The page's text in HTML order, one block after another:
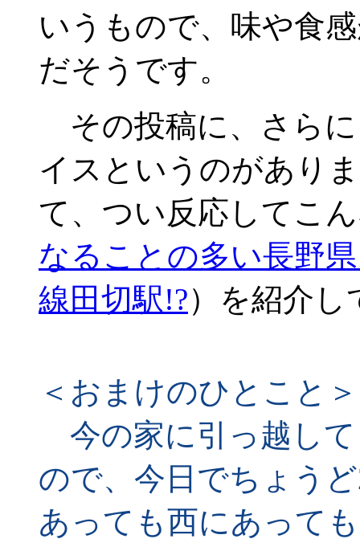
いうもので、味や食
だそうです。
その投稿に、さら
イスというのがあり
て、つい反応してこ
なることの多い長野
線田切駅!?）を紹介
＜おまけのひとこと＞
今の家に引っ越して
ので、今日でちょう
あっても西にあって